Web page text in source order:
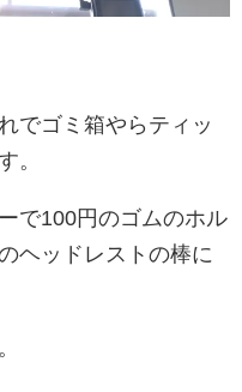
でゴミ箱やらティッ
。
で100円のゴムのホル
ヘッドレストの棒に